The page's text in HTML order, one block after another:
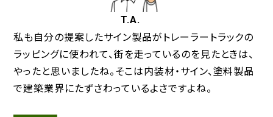
T.A.
私も自分の提案したサイン製品がトレーラートラックの
ラッピングに使われて、街を走っているのを見たときは、
やったと思いましたね。そこは内装材・サイン、塗料製品
で建築業界にたずさわっているよさですよね。